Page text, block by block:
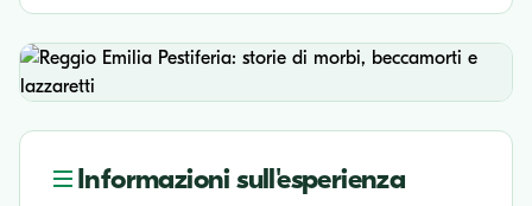
Informazioni sull'esperienza